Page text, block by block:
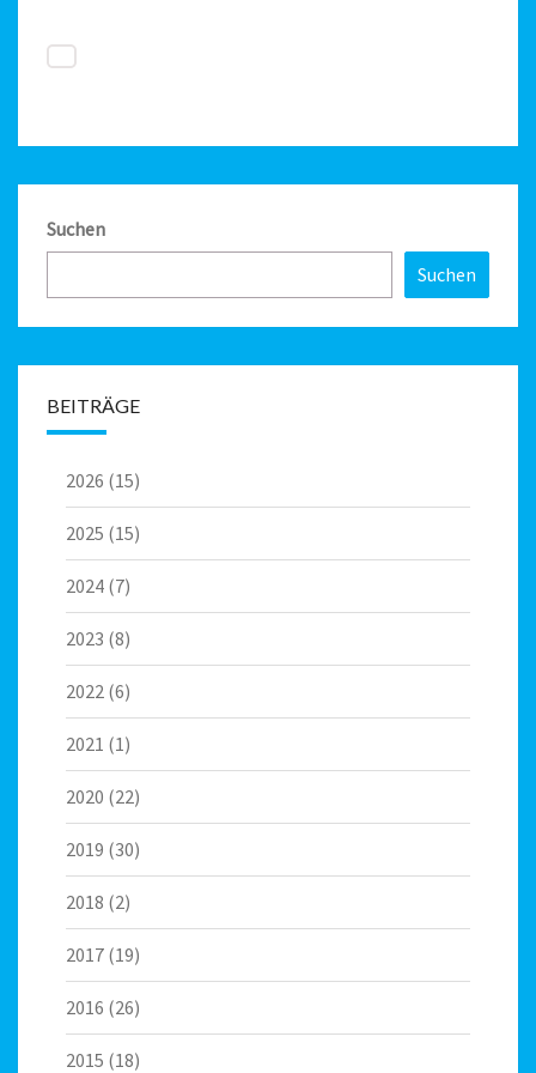
Suchen
Suchen
BEITRÄGE
2026 (15)
2025 (15)
2024 (7)
2023 (8)
2022 (6)
2021 (1)
2020 (22)
2019 (30)
2018 (2)
2017 (19)
2016 (26)
2015 (18)